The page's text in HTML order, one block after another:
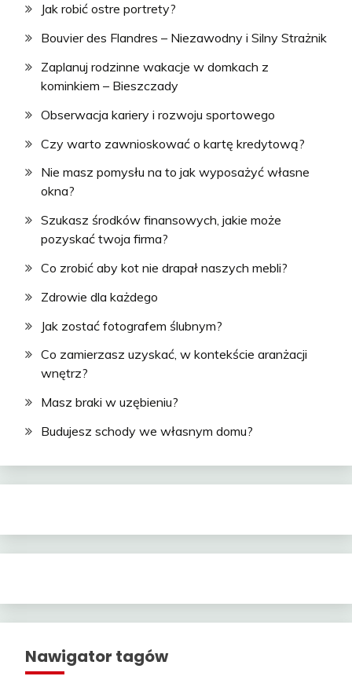
Jak robić ostre portrety?
Bouvier des Flandres – Niezawodny i Silny Strażnik
Zaplanuj rodzinne wakacje w domkach z
kominkiem – Bieszczady
Obserwacja kariery i rozwoju sportowego
Czy warto zawnioskować o kartę kredytową?
Nie masz pomysłu na to jak wyposażyć własne
okna?
Szukasz środków finansowych, jakie może
pozyskać twoja firma?
Co zrobić aby kot nie drapał naszych mebli?
Zdrowie dla każdego
Jak zostać fotografem ślubnym?
Co zamierzasz uzyskać, w kontekście aranżacji
wnętrz?
Masz braki w uzębieniu?
Budujesz schody we własnym domu?
Nawigator tagów